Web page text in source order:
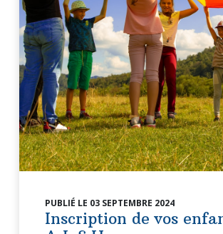
PUBLIÉ LE 03 SEPTEMBRE 2024
Inscription de vos